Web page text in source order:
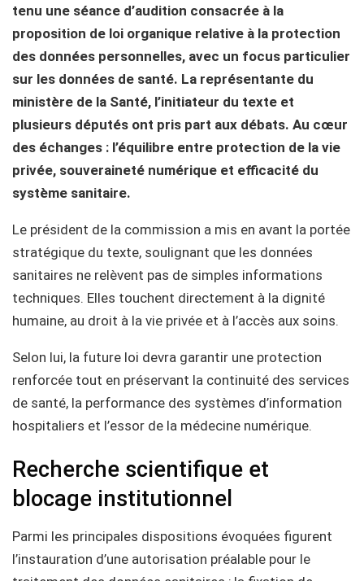
tenu une séance d’audition consacrée à la
proposition de loi organique relative à la protection
des données personnelles, avec un focus particulier
sur les données de santé. La représentante du
ministère de la Santé, l’initiateur du texte et
plusieurs députés ont pris part aux débats. Au cœur
des échanges : l’équilibre entre protection de la vie
privée, souveraineté numérique et efficacité du
système sanitaire.
Le président de la commission a mis en avant la portée
stratégique du texte, soulignant que les données
sanitaires ne relèvent pas de simples informations
techniques. Elles touchent directement à la dignité
humaine, au droit à la vie privée et à l’accès aux soins.
Selon lui, la future loi devra garantir une protection
renforcée tout en préservant la continuité des services
de santé, la performance des systèmes d’information
hospitaliers et l’essor de la médecine numérique.
Recherche scientifique et
blocage institutionnel
Parmi les principales dispositions évoquées figurent
l’instauration d’une autorisation préalable pour le